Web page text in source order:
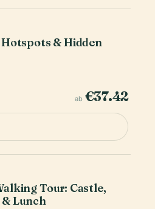
& Hidden
ab €37.42
Tour: Castle,
Lunch